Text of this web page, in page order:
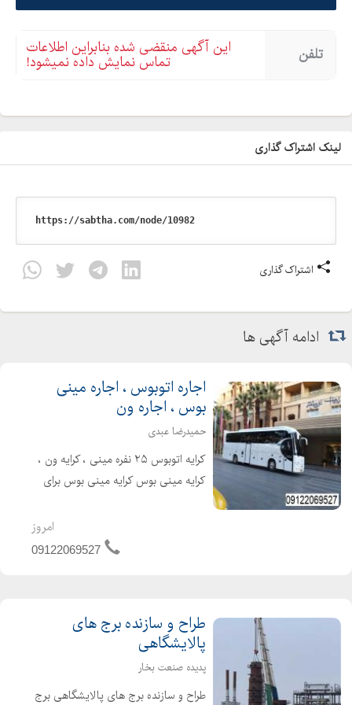
تلفن این آگهی منقضی شده بنابراین اطلاعات
تماس نمایش داده نمیشود!
لینک اشتراک گذاری
اشتراک گذاری
ادامه آگهی ها
اجاره اتوبوس ، اجاره مینی
بوس ، اجاره ون
حمیدرضا عبدی
کرایه اتوبوس ۲۵ نفره مینی ، کرایه ون ،
کرایه مینی بوس کرایه مینی بوس برای
مدرسه ، همایش های مختلف سرویس
های لوکس برای مدیران شرکت های
امروز
09122069527
طراح و سازنده برج های
پالایشگاهی
پدیده صنعت بخار
طراح و سازنده برج های پالایشگاهی برج